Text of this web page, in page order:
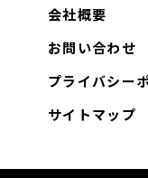
会社概要
お問い合わせ
プライバシー
サイトマップ